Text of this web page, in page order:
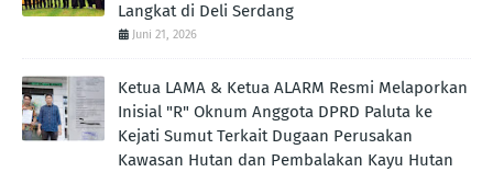
Langkat di Deli Serdang
Juni 21, 2026
Ketua LAMA & Ketua ALARM Resmi Melaporkan
Inisial "R" Oknum Anggota DPRD Paluta ke
Kejati Sumut Terkait Dugaan Perusakan
Kawasan Hutan dan Pembalakan Kayu Hutan